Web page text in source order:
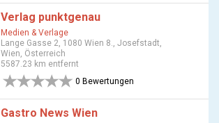
Verlag punktgenau
Medien & Verlage
Lange Gasse 2, 1080 Wien 8., Josefstadt,
Wien, Österreich
5587.23 km entfernt
0 Bewertungen
Gastro News Wien